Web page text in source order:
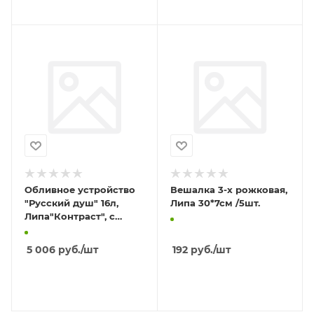
Обливное устройство
"Русский душ" 16л,
Липа"Контраст", с
пласт. вставкой и
наливным клапаном
/1шт
5 006 руб./шт
Вешалка 3-х рожковая,
Липа 30*7см /5шт.
192руб./шт